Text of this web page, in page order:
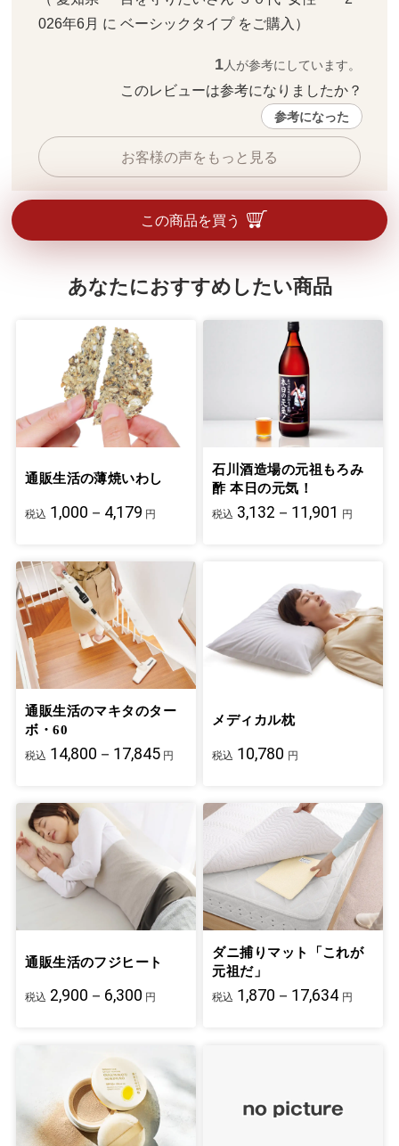
026年6月 に ベーシックタイプ をご購入）
1人が参考にしています。
このレビューは参考になりましたか？
参考になった
お客様の声をもっと見る
この商品を買う
あなたにおすすめしたい商品
通販生活の薄焼いわし
税込 1,000－4,179 円
石川酒造場の元祖もろみ
酢 本日の元気！
税込 3,132－11,901 円
通販生活のマキタのター
ボ・60
税込 14,800－17,845 円
メディカル枕
税込 10,780 円
通販生活のフジヒート
税込 2,900－6,300 円
ダニ捕りマット「これが
元祖だ」
税込 1,870－17,634 円